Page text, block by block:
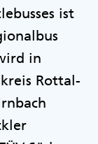
ist
in
Rottal-